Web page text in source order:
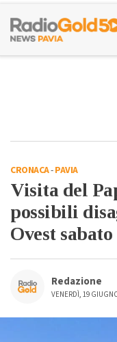
CRONACA-PAVIA
Visita del
possibili
Ovest
Redazione
VENERDÌ, 19